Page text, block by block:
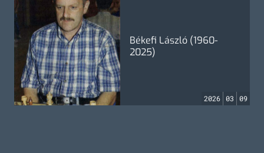
Békefi László (1960-
2025)
2026 03 09